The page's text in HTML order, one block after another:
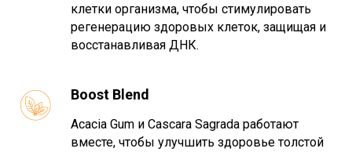
клетки организма, чтобы стимулировать
регенерацию здоровых клеток, защищая и
восстанавливая ДНК.
Boost Blend
Acacia Gum и Cascara Sagrada работают
вместе, чтобы улучшить здоровье толстой